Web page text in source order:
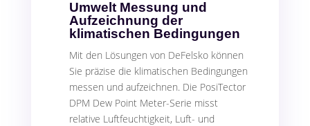
5 Kabellose Verbindung von PosiTector Sonden
mit iOS und Android: PosiTector SmartLink™
PosiSoft Software: Anzeige und Berichte von
Prüfdaten
5 Standards zur Genauigkeitsüberprüfung,
Umwelt Messung und
Aufzeichnung der
klimatischen Bedingungen
Mit den Lösungen von DeFelsko können
Sie präzise die klimatischen Bedingungen
messen und aufzeichnen. Die PosiTector
DPM Dew Point Meter-Serie misst
relative Luftfeuchtigkeit, Luft- und